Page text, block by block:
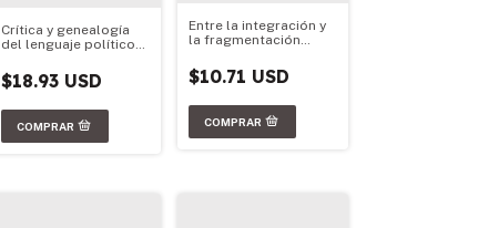
Crítica y genealogía
del lenguaje político
$18.93 USD
Entre la integración y
la fragmentación
$10.71 USD